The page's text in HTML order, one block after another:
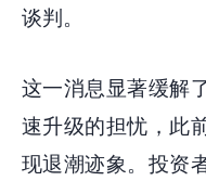
谈判。
这一消息显著缓解
速升级的担忧，此
现退潮迹象。投资